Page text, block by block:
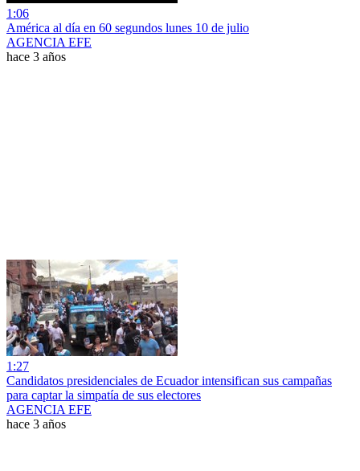
1:06
América al día en 60 segundos lunes 10 de julio
AGENCIA EFE
hace 3 años
1:27
Candidatos presidenciales de Ecuador intensifican sus campañas
para captar la simpatía de sus electores
AGENCIA EFE
hace 3 años